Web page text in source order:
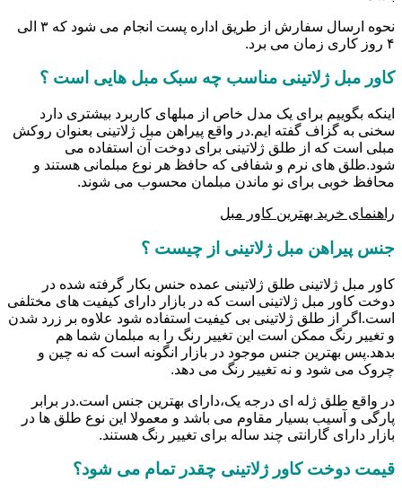
نحوه ارسال سفارش از طریق اداره پست انجام می شود که ۳ الی
۴ روز کاری زمان می برد.
کاور مبل ژلاتینی مناسب چه سبک مبل هایی است ؟
اینکه بگوییم برای یک مدل خاص از مبلهای کاربرد بیشتری دارد
سخنی به گزاف گفته ایم.در واقع پیراهن مبل ژلاتینی بعنوان روکش
مبلی است که از طلق ژلاتینی برای دوخت آن استفاده می
شود.طلق های نرم و شفافی که حافظ هر نوع مبلمانی هستند و
محافظ خوبی برای نو ماندن مبلمان محسوب می شوند.
راهنمای خرید بهترین کاور مبل
جنس پیراهن مبل ژلاتینی از چیست ؟
کاور مبل ژلاتینی طلق ژلاتینی عمده حنس بکار گرفته شده در
دوخت کاور مبل ژلاتینی است که در بازار دارای کیفیت های مختلفی
است.اگر از طلق ژلاتینی بی کیفیت استفاده شود علاوه بر زرد شدن
و تغییر رنگ ممکن است این تغییر رنگ را به مبلمان شما هم
بدهد.پس بهترین جنس موجود در بازار انگونه است که نه چین و
چروک می شود و نه تغییر رنگ می دهد.
در واقع طلق ژله ای درجه یک،دارای بهترین جنس است.در برابر
پارگی و آسیب بسیار مقاوم می باشد و معمولا این نوع طلق ها در
بازار دارای گارانتی چند ساله برای تغییر رنگ هستند.
قیمت دوخت کاور ژلاتینی چقدر تمام می شود؟